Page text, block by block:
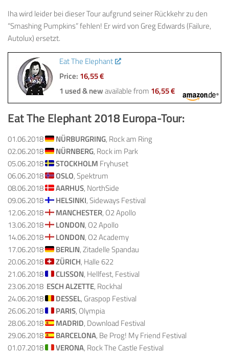
Iha wird leider bei dieser Tour aufgrund seiner Rückkehr zu den
“Smashing Pumpkins” fehlen! Er wird von Greg Edwards (Failure,
Autolux) ersetzt.
Eat The Elephant
Price: 16,55 €
1 used & newavailable from 16,55 €
Eat The Elephant 2018 Europa-Tour:
01.06.2018 NÜRBURGRING, Rock am Ring
02.06.2018
NÜRNBERG, Rock im Park
05.06.2018
STOCKHOLM Fryhuset
06.06.2018
OSLO, Spektrum
08.06.2018
AARHUS, NorthSide
09.06.2018
HELSINKI, Sideways Festival
12.06.2018
MANCHESTER, O2 Apollo
13.06.2018
LONDON, O2 Apollo
14.06.2018
LONDON, O2 Academy
17.06.2018
BERLIN, Zitadelle Spandau
20.06.2018
ZÜRICH, Halle 622
21.06.2018
CLISSON, Hellfest, Festival
23.06.2018 ESCH ALZETTE, Rockhal
24.06.2018
DESSEL, Graspop Festival
26.06.2018
PARIS, Olympia
28.06.2018
MADRID, Download Festival
29.06.2018
BARCELONA, Be Prog! My Friend Festival
01.07.2018
VERONA, Rock The Castle Festival